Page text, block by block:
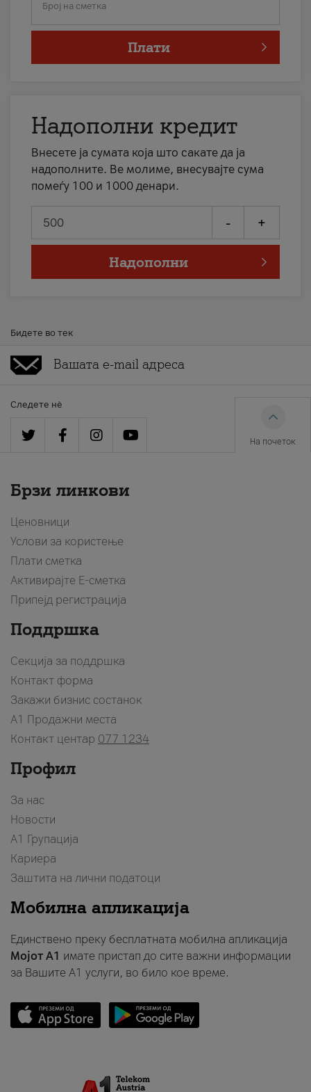
Број на сметка
Плати
Надополни кредит
Внесете ја сумата која што сакате да ја
надополните. Ве молиме, внесувајте сума
помеѓу 100 и 1000 денари.
- +
Надополни
Бидете во тек
Следете нè
На почеток
Брзи линкови
Ценовници
Услови за користење
Плати сметка
Активирајте Е-сметка
Припејд регистрација
Поддршка
Секција за поддршка
Контакт форма
Закажи бизнис состанок
A1 Продажни места
Контакт центар 077 1234
Профил
За нас
Новости
А1 Групација
Кариера
Заштита на лични податоци
Мобилна апликација
Единствено преку бесплатната мобилна апликација
Мојот A1 имате пристап до сите важни информации
за Вашите A1 услуги, во било кое време.